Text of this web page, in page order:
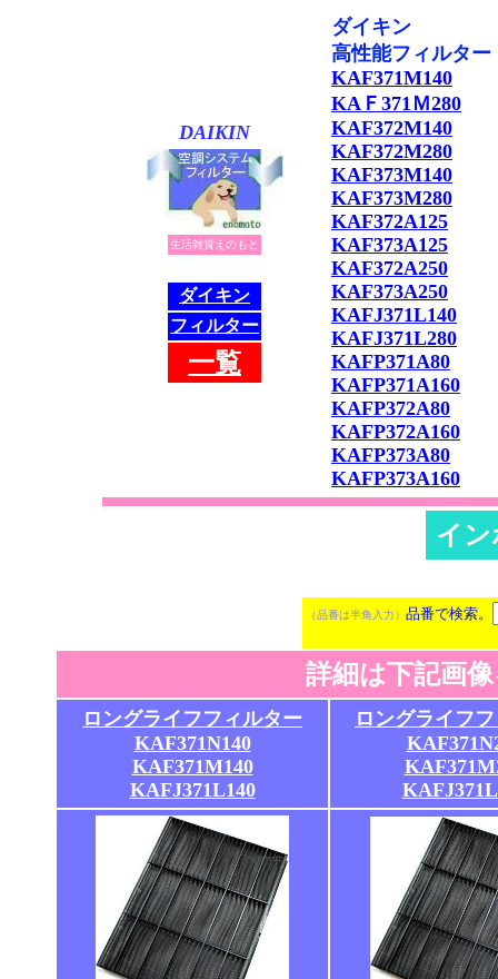
DAIKIN
生活雑貨えのもと
ダイキン
フィルター
一覧
ダイキン
高性能フィルター
KAF371M140
KAＦ371Ｍ280
KAF372M140
KAF372M280
KAF373M140
KAF373M280
KAF372A125
KAF373A125
KAF372A250
KAF373A250
KAFJ371L140
KAFJ371L280
KAFP371A80
KAFP371A160
KAFP372A80
KAFP372A160
KAFP373A80
KAFP373A160
イン
（品番は半角入力） 品番で検索。
詳細は下記画
ロングライフフィルター
KAF371N140
KAF371M140
KAFJ371L140
ロングライフ